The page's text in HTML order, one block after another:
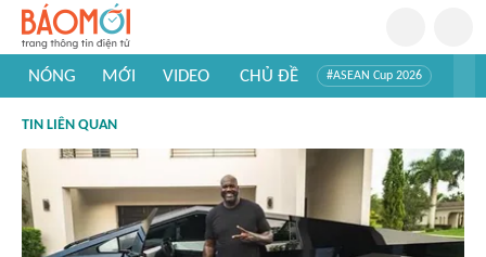
NÓNG MỚI VIDEO CHỦ ĐỀ #ASEAN Cup 2026
#Khám phá thế giới
TIN LIÊN QUAN